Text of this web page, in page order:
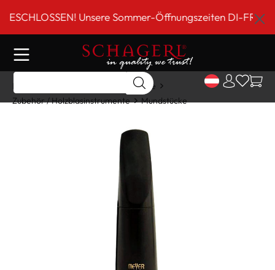
springenUnsere Sommer-Öffnungszeiten DI-FR 9 bis
Home
Holzblasinstrumente
Zubehör / Holzblasinstrumente
Mundstücke